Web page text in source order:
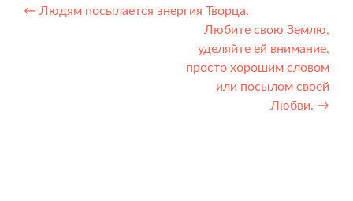
Навигация
← Людям посылается энергия Творца.
Любите свою Землю,
уделяйте ей внимание,
просто хорошим словом
или посылом своей
Любви. →